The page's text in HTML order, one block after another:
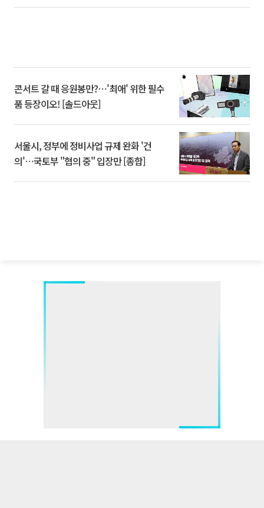
콘서트 갈 때 응원봉만?⋯'최애' 위한 필수
품 등장이오! [솔드아웃]
서울시, 정부에 정비사업 규제 완화 '건
의'⋯국토부 "협의 중" 입장만 [종합]